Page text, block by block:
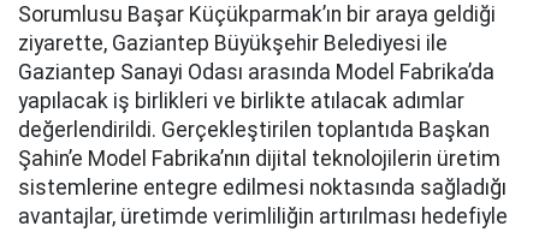
Sorumlusu Başar Küçükparmak’ın bir araya geldiği
ziyarette, Gaziantep Büyükşehir Belediyesi ile
Gaziantep Sanayi Odası arasında Model Fabrika’da
yapılacak iş birlikleri ve birlikte atılacak adımlar
değerlendirildi. Gerçekleştirilen toplantıda Başkan
Şahin’e Model Fabrika’nın dijital teknolojilerin üretim
sistemlerine entegre edilmesi noktasında sağladığı
avantajlar, üretimde verimliliğin artırılması hedefiyle